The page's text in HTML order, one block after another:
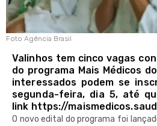
Foto Agência Brasil
Valinhos tem cinco vagas
do programa Mais Médicos
interessados podem se
segunda-feira, dia 5, até
link https://
O novo edital do programa foi